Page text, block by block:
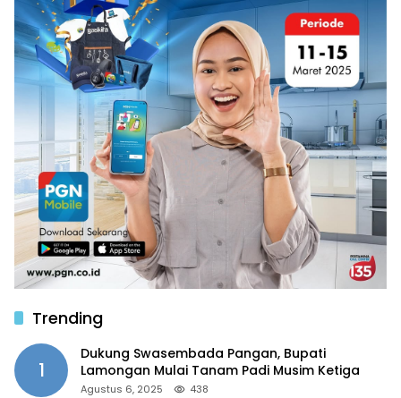
Trending
1
Dukung Swasembada Pangan, Bupati
Lamongan Mulai Tanam Padi Musim Ketiga
Agustus 6, 2025 438